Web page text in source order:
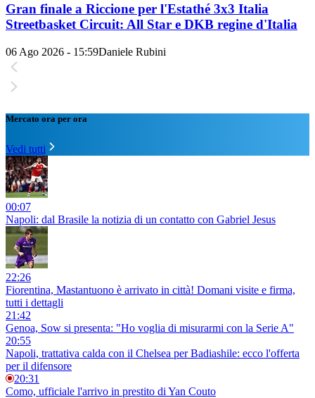
Gran finale a Riccione per l'Estathé 3x3 Italia
Streetbasket Circuit: All Star e DKB regine d'Italia
06 Ago 2026 - 15:59Daniele Rubini
Mercato ora per ora
Vedi tutti
00:07
Napoli: dal Brasile la notizia di un contatto con Gabriel Jesus
22:26
Fiorentina, Mastantuono è arrivato in città! Domani visite e firma,
tutti i dettagli
21:42
Genoa, Sow si presenta: "Ho voglia di misurarmi con la Serie A"
20:55
Napoli, trattativa calda con il Chelsea per Badiashile: ecco l'offerta
per il difensore
20:31
Como, ufficiale l'arrivo in prestito di Yan Couto